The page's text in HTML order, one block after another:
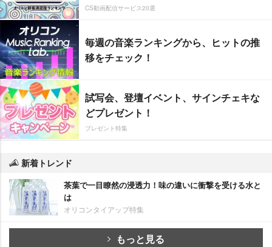
CS動画配信サービス20選
毎週の音楽ランキングから、ヒットの推
移をチェック！
試写会、登壇イベント、サインチェキな
どプレゼント！
プレゼント特集
新着トレンド
茶葉で一目瞭然の浸透力！味の違いに衝撃を受ける水と
は
オリコンタイアップ特集
もっと見る